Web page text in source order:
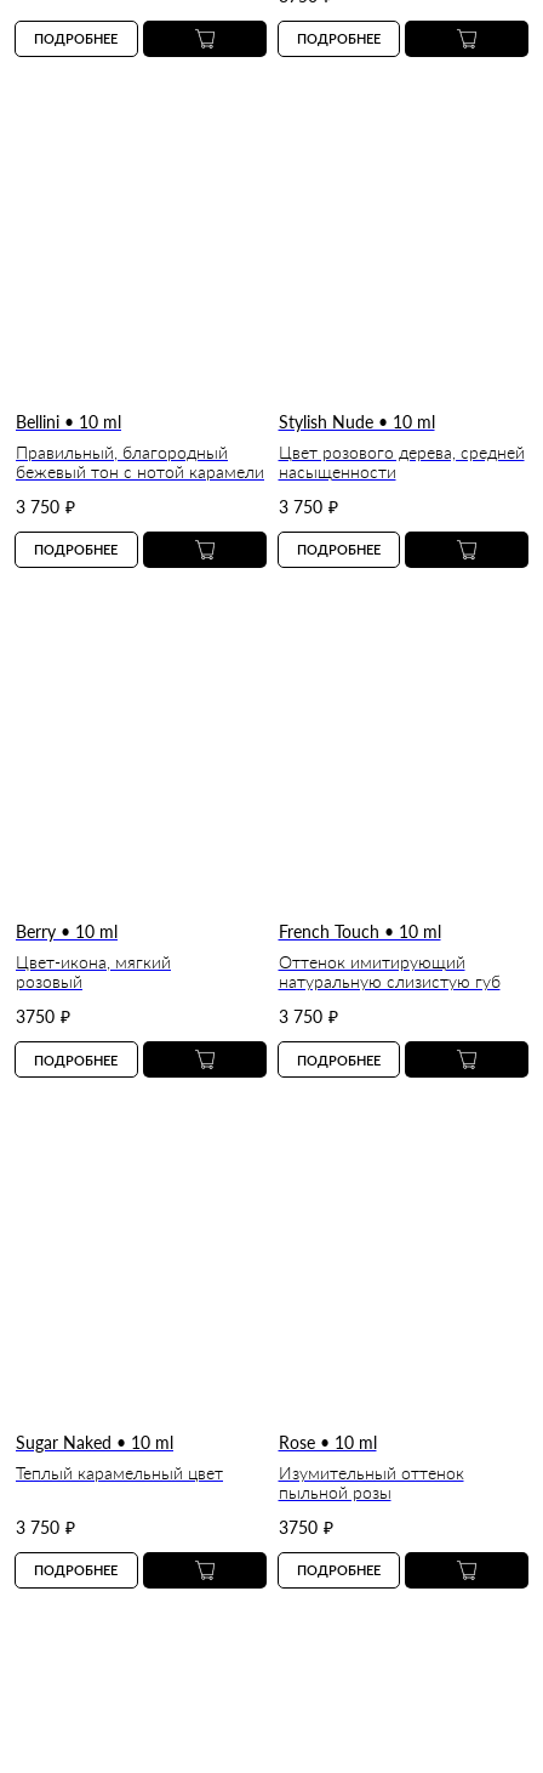
ПОДРОБНЕЕ ПОДРОБНЕЕ
Bellini • 10 ml
Правильный, благородный
бежевый тон с нотой карамели
3 750 ₽
ПОДРОБНЕЕ
Stylish Nude • 10 ml
Цвет розового дерева, средней
насыщенности
3 750 ₽
ПОДРОБНЕЕ
Berry • 10 ml
Цвет-икона, мягкий
розовый
3750 ₽
ПОДРОБНЕЕ
French Touch • 10 ml
Оттенок имитирующий
натуральную слизистую губ
3 750 ₽
ПОДРОБНЕЕ
Sugar Naked • 10 ml
Теплый карамельный цвет
3 750 ₽
ПОДРОБНЕЕ
Rose • 10 ml
Изумительный оттенок
пыльной розы
3750 ₽
ПОДРОБНЕЕ